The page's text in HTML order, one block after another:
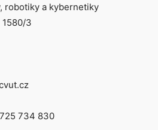
robotiky a kybernetiky
3
734 830